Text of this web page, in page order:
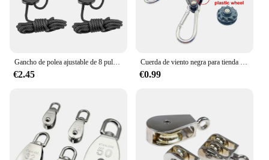
€2.45 €0.99